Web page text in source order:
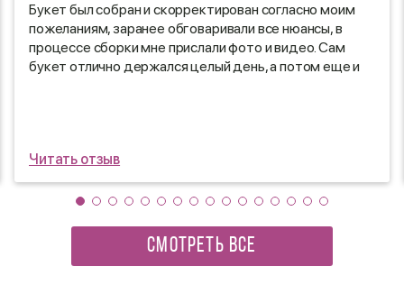
Букет был собран и скорректирован согласно моим
пожеланиям, заранее обговаривали все нюансы, в
процессе сборки мне прислали фото и видео. Сам
букет отлично держался целый день, а потом еще и
Читать отзыв
СМОТРЕТЬ ВСЕ